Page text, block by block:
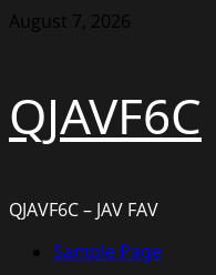
Skip
August 7, 2026
QJAVF6C
QJAVF6C – JAV FAV
PrimarySample Page